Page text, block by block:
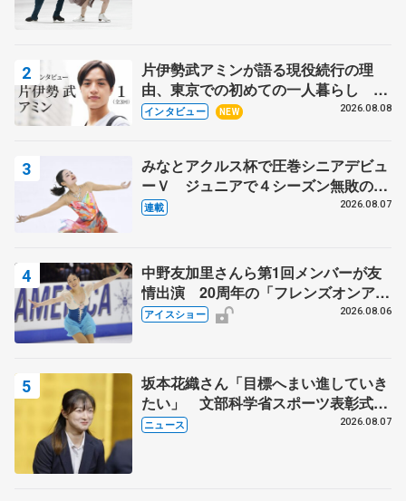
片伊勢武アミンが語る現役続行の理
由、東京での初めての一人暮らし 注
目スケーターの「今」に迫る
インタビュー NEW 2026.08.08
みなとアクルス杯で圧巻シニアデビュ
ーＶ ジュニアで４シーズン無敗の島
田麻央
連載 2026.08.07
中野友加里さんら第1回メンバーが友
情出演 20周年の「フレンズオンアイ
ス」 宮本賢二さん、有川梨絵さん、
アイスショー 2026.08.06
坂本花織さん「目標へまい進していき
たい」 文部科学省スポーツ表彰式で
代表謝辞
ニュース 2026.08.07